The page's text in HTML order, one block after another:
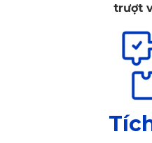
với bụi bẩn, giày dép,
mốc nếu chỉ sử dụng thảm nỉ
Bên cạnh đó, toàn bộ hệ
thường được bố trí bên
bẩn thấm ngược xuống
hệ thống cách điện và
trượt